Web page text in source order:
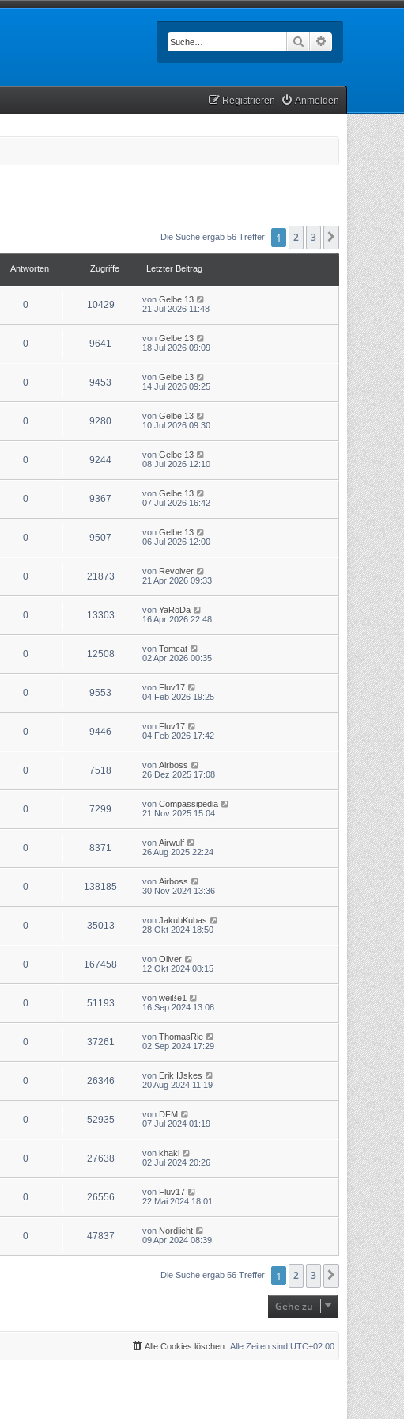
Suche
Anmelden
Registrieren
Die Suche ergab 56 Treffer 1 2 3 Nächste
Antworten Zugriffe Letzter Beitrag
0 10429 von Gelbe 13
21 Jul 2026 11:48
0 9641 von Gelbe 13
18 Jul 2026 09:09
0 9453 von Gelbe 13
14 Jul 2026 09:25
0 9280 von Gelbe 13
10 Jul 2026 09:30
0 9244 von Gelbe 13
08 Jul 2026 12:10
0 9367 von Gelbe 13
07 Jul 2026 16:42
0 9507 von Gelbe 13
06 Jul 2026 12:00
0 21873 von Revolver
21 Apr 2026 09:33
0 13303 von YaRoDa
16 Apr 2026 22:48
0 12508 von Tomcat
02 Apr 2026 00:35
0 9553 von Fluv17
04 Feb 2026 19:25
0 9446 von Fluv17
04 Feb 2026 17:42
0 7518 von Airboss
26 Dez 2025 17:08
0 7299 von Compassipedia
21 Nov 2025 15:04
0 8371 von Airwulf
26 Aug 2025 22:24
0 138185 von Airboss
30 Nov 2024 13:36
0 35013 von JakubKubas
28 Okt 2024 18:50
0 167458 von Oliver
12 Okt 2024 08:15
0 51193 von weiße1
16 Sep 2024 13:08
0 37261 von ThomasRie
02 Sep 2024 17:29
0 26346 von Erik IJskes
20 Aug 2024 11:19
0 52935 von DFM
07 Jul 2024 01:19
0 27638 von khaki
02 Jul 2024 20:26
0 26556 von Fluv17
22 Mai 2024 18:01
0 47837 von Nordlicht
09 Apr 2024 08:39
Die Suche ergab 56 Treffer 1 2 3 Nächste
Gehe zu
Alle Zeiten sind UTC+02:00
Alle Cookies löschen